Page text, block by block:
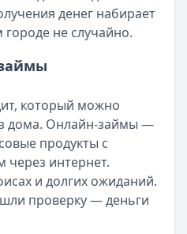
г.
МФО с iPhone: что
г.
Госуслуги: где
Госуслуги ускоряет
г.
денег набирает
не случайно.
который можно
дома. Онлайн-займы —
продукты с
интернет.
и долгих ожиданий.
проверку — деньги